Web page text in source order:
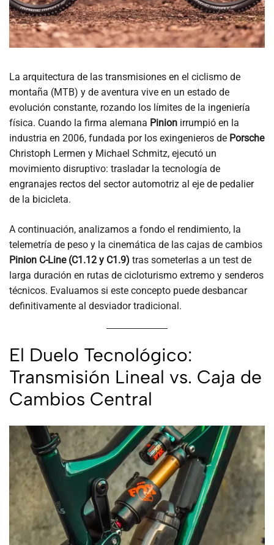
La arquitectura de las transmisiones en el ciclismo de
montaña (MTB) y de aventura vive en un estado de
evolución constante, rozando los límites de la ingeniería
física. Cuando la firma alemana Pinion irrumpió en la
industria en 2006, fundada por los exingenieros de Porsche
Christoph Lermen y Michael Schmitz, ejecutó un
movimiento disruptivo: trasladar la tecnología de
engranajes rectos del sector automotriz al eje de pedalier
de la bicicleta.
A continuación, analizamos a fondo el rendimiento, la
telemetría de peso y la cinemática de las cajas de cambios
Pinion C-Line (C1.12 y C1.9) tras someterlas a un test de
larga duración en rutas de cicloturismo extremo y senderos
técnicos. Evaluamos si este concepto puede desbancar
definitivamente al desviador tradicional.
El Duelo Tecnológico:
Transmisión Lineal vs. Caja de
Cambios Central